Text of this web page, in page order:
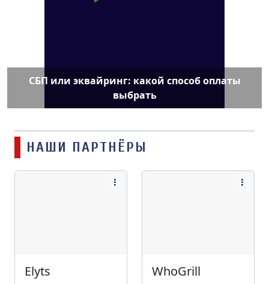
СБП или эквайринг: какой способ оплаты
выбрать
НАШИ ПАРТНЁРЫ
Elyts WhoGrill